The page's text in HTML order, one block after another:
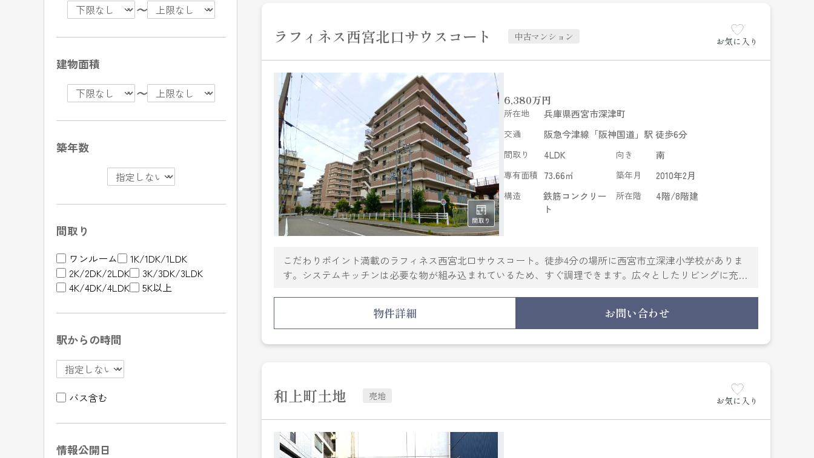
ラフィネス西宮北口サウスコート 中古マンション お気に入り
6,380万円
所在地 兵庫県西宮市深津町
交通 阪急今津線「阪神国道」駅 徒歩6分
間取り 4LDK 向き 南
専有面積 73.66㎡ 築年月 2010年2月
構造
鉄筋コンクリー
ト
所在階 4階/8階建
こだわりポイント満載のラフィネス西宮北口サウスコート。徒歩4分の場所に西宮市立深津小学校がありま
す。システムキッチンは必要な物が組み込まれているため、すぐ調理できます。広々としたリビングに充実
物件詳細 お問い合わせ
和上町土地 売地 お気に入り
〜
建物面積
〜
築年数
間取り
ワンルーム
1K/1DK/1LDK
2K/2DK/2LDK
3K/3DK/3LDK
4K/4DK/4LDK
5K以上
駅からの時間
バス含む
情報公開日